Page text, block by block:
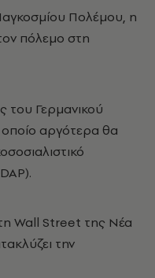
Πολέμου, η
πόλεμο στη
του Γερμανικού
αργότερα θα
Wall Street της Νέα
την